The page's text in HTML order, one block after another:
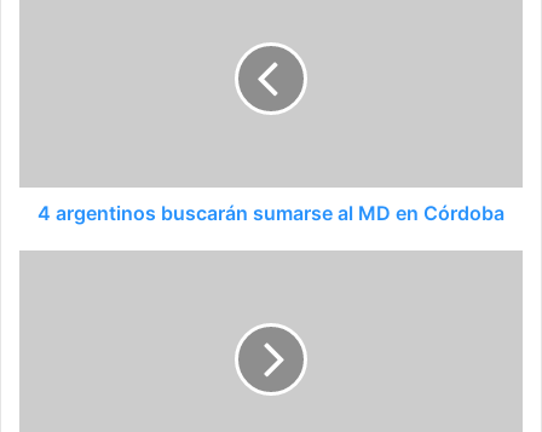
4 argentinos buscarán sumarse al MD en Córdoba